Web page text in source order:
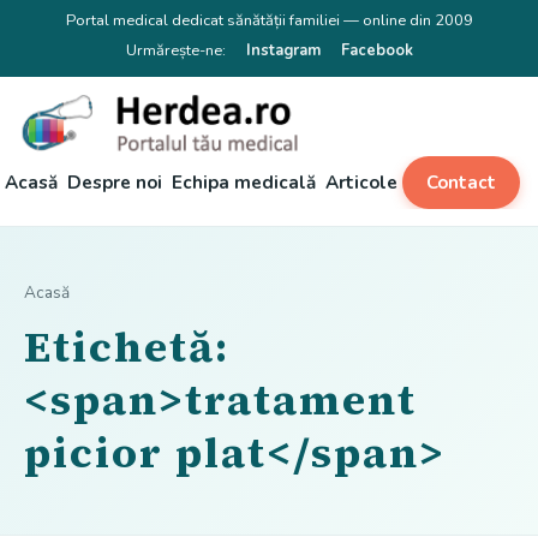
Portal medical dedicat sănătății familiei — online din 2009
Urmărește-ne:
Instagram Facebook
Acasă Despre noi Echipa medicală Articole Contact
Acasă
Etichetă:
<span>tratament
picior plat</span>